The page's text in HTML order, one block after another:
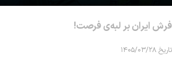
فرش ایران بر لبه‌ی فرصت!
تاریخ ۱۴۰۵/۰۳/۲۸